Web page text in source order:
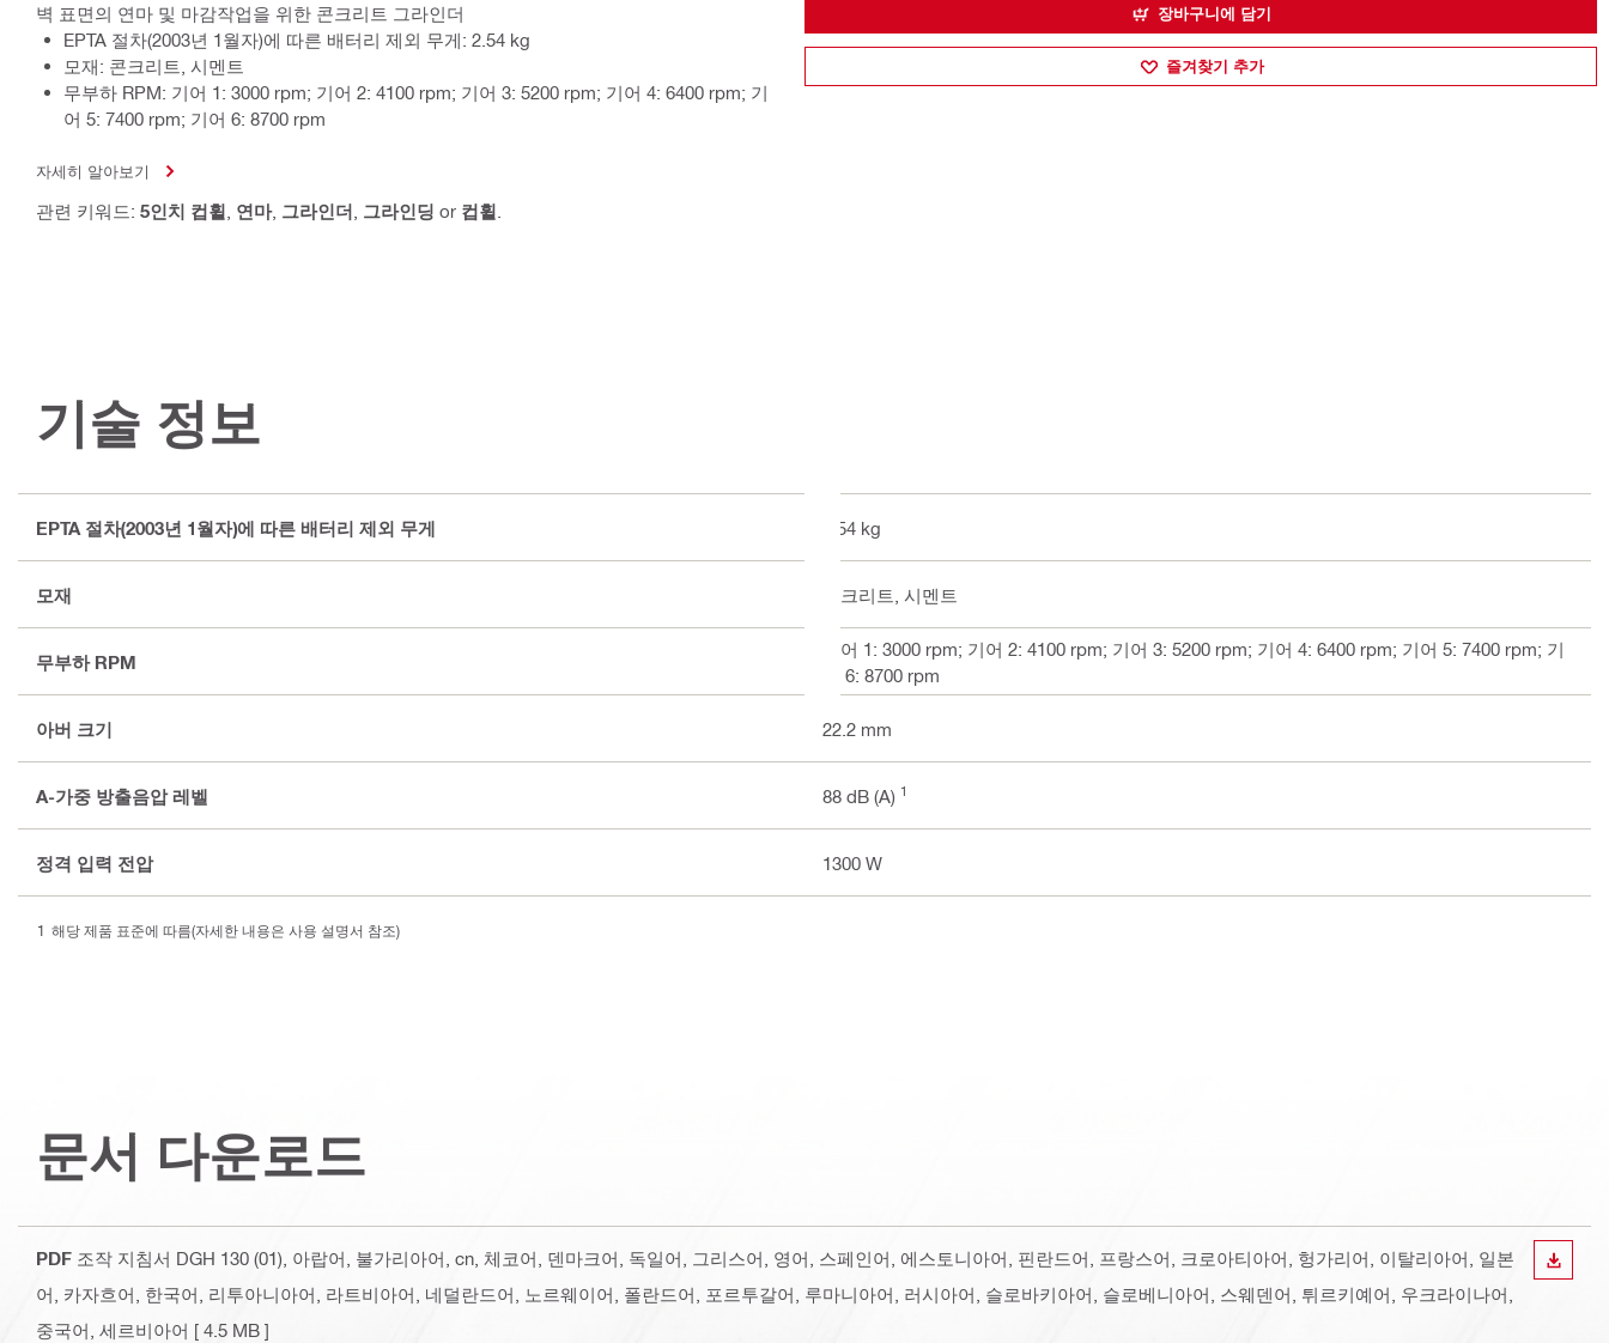
벽 표면의 연마 및 마감작업을 위한 콘크리트 그라인더
EPTA 절차(2003년 1월자)에 따른 배터리 제외 무게: 2.54 kg
모재: 콘크리트, 시멘트
무부하 RPM: 기어 1: 3000 rpm; 기어 2: 4100 rpm; 기어 3: 5200 rpm; 기어 4: 6400 rpm; 기
어 5: 7400 rpm; 기어 6: 8700 rpm
자세히 알아보기
관련 키워드: 5인치 컵휠 연마, 그라인더 그라인딩 or 컵휠
장바구니에 담기
즐겨찾기 추가
기술 정보
EPTA 절차(2003년 1월자)에 따른 배터리 제외 무게 2.54 kg
모재 콘크리트, 시멘트
무부하 RPM
기어 1: 3000 rpm; 기어 2: 4100 rpm; 기어 3: 5200 rpm; 기어 4: 6400 rpm; 기어 5: 7400 rpm; 기
어 6: 8700 rpm
아버 크기 22.2 mm
A-가중 방출음압 레벨 88 dB (A) 1
정격 입력 전압 1300 W
해당 제품 표준에 따름(자세한 내용은 사용 설명서 참조)
문서 다운로드
PDF 조작 지침서 DGH 130 (01) , 아랍어, 불가리아어, cn, 체코어, 덴마크어, 독일어, 그리스어, 영어, 스페인어, 에스토니아어, 핀란드어, 프랑스어, 크로아티아어, 헝가리어, 이탈리아어, 일본
어, 카자흐어, 한국어, 리투아니아어, 라트비아어, 네덜란드어, 노르웨이어, 폴란드어, 포르투갈어, 루마니아어, 러시아어, 슬로바키아어, 슬로베니아어, 스웨덴어, 튀르키예어, 우크라이나어,
중국어, 세르비아어 [ 4.5 MB ]
다운로